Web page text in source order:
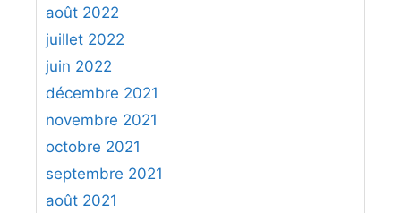
août 2022
juillet 2022
juin 2022
décembre 2021
novembre 2021
octobre 2021
septembre 2021
août 2021